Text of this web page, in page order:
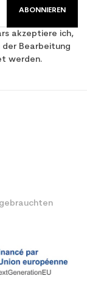
ABONNIEREN
akzeptiere ich,
Bearbeitung
werden.